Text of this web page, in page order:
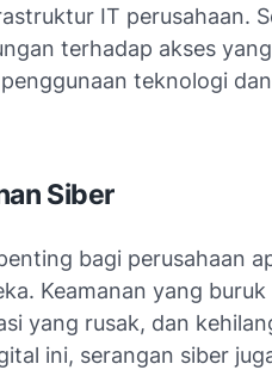
IT perusahaan.
terhadap akses
teknologi
Siber
bagi perusahaan
Keamanan yang
yang rusak, dan
ini, serangan siber